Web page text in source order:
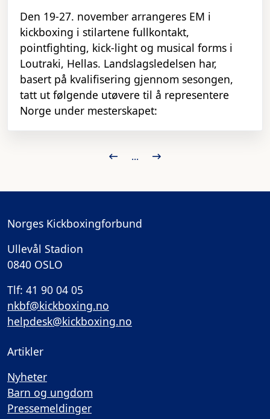
Den 19-27. november arrangeres EM i
kickboxing i stilartene fullkontakt,
pointfighting, kick-light og musical forms i
Loutraki, Hellas. Landslagsledelsen har,
basert på kvalifisering gjennom sesongen,
tatt ut følgende utøvere til å representere
Norge under mesterskapet:
...
Norges Kickboxingforbund
Ullevål Stadion
0840 OSLO
Tlf: 41 90 04 05
nkbf@kickboxing.no
helpdesk@kickboxing.no
Artikler
Nyheter
Barn og ungdom
Pressemeldinger